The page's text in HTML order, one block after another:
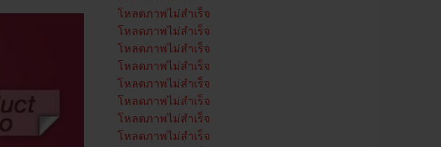
โหลดภาพไม่สำเร็จ
โหลดภาพไม่สำเร็จ
โหลดภาพไม่สำเร็จ
โหลดภาพไม่สำเร็จ
โหลดภาพไม่สำเร็จ
โหลดภาพไม่สำเร็จ
โหลดภาพไม่สำเร็จ
โหลดภาพไม่สำเร็จ